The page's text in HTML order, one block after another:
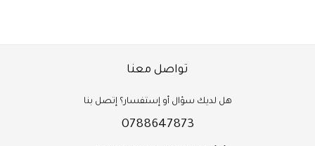
تواصل معنا
هل لديك سؤال أو إستفسار؟ إتصل بنا
0788647873